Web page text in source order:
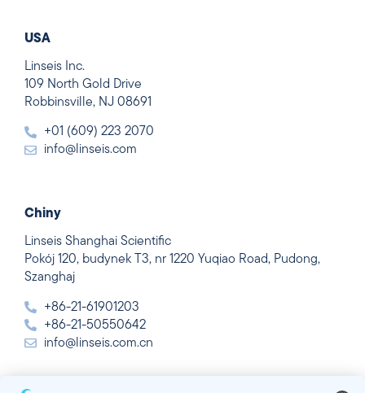
USA
Linseis Inc.
109 North Gold Drive
Robbinsville, NJ 08691
+01 (609) 223 2070
info@linseis.com
Chiny
Linseis Shanghai Scientific
Pokój 120, budynek T3, nr 1220 Yuqiao Road, Pudong,
Szanghaj
+86-21-61901203
+86-21-50550642
info@linseis.com.cn